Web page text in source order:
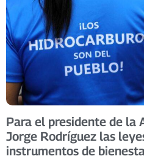
Para el presidente de la
Jorge Rodríguez las
instrumentos de